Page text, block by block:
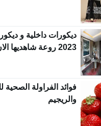
ديكورات داخلية و
2023 روعة شاهديها الان
فوائد الفراولة الصحية
والريجيم